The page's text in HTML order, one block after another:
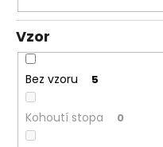
Vzor
Bez vzoru 5
Kohoutí stopa 0